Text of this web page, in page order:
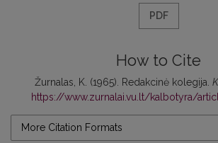
PDF
How to Cite
Žurnalas, K. (1965). Redakcinė kolegija.
https://www.zurnalai.vu.lt/kalbotyra/
More Citation Formats